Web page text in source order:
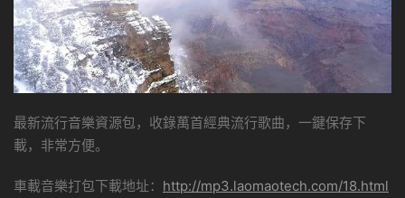
最新流行音樂資源包，收錄萬首經典流行歌曲，一鍵保存下
載，非常方便。
車載音樂打包下載地址： http://mp3.laomaotech.com/18.html